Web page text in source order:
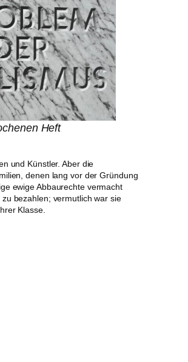
Heft
und Künstler. Aber die
denen lang vor der Gründung
ewige Abbaurechte vermacht
bezahlen; vermutlich war sie
Klasse.